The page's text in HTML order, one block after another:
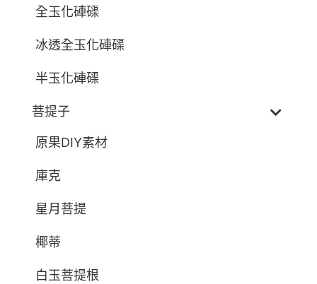
全玉化硨磲
冰透全玉化硨磲
半玉化硨磲
菩提子
原果DIY素材
庫克
星月菩提
椰蒂
白玉菩提根